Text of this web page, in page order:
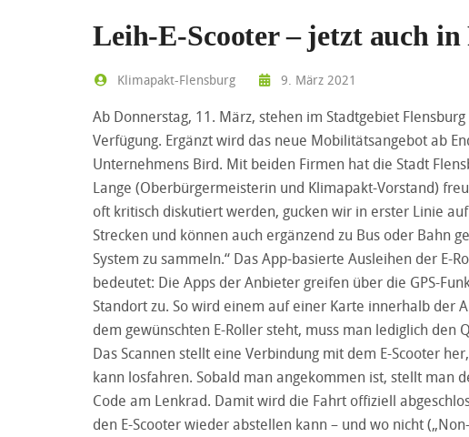
Leih-E-Scooter – jetzt auch
Klimapakt-Flensburg 9. März 2021
Ab Donnerstag, 11. März, stehen im Stadtgebiet
Verfügung. Ergänzt wird das neue Mobilitätsangebot ab
Unternehmens Bird. Mit beiden Firmen hat die Stadt
Lange (Oberbürgermeisterin und Klimapakt-Vorstand)
oft kritisch diskutiert werden, gucken wir in erster Linie
Strecken und können auch ergänzend zu Bus oder Bahn
System zu sammeln.“ Das App-basierte Ausleihen der E-
bedeutet: Die Apps der Anbieter greifen über die GPS-
Standort zu. So wird einem auf einer Karte innerhalb der
dem gewünschten E-Roller steht, muss man lediglich
Das Scannen stellt eine Verbindung mit dem E-Scooter
kann losfahren. Sobald man angekommen ist, stellt man
Code am Lenkrad. Damit wird die Fahrt offiziell
den E-Scooter wieder abstellen kann – und wo nicht